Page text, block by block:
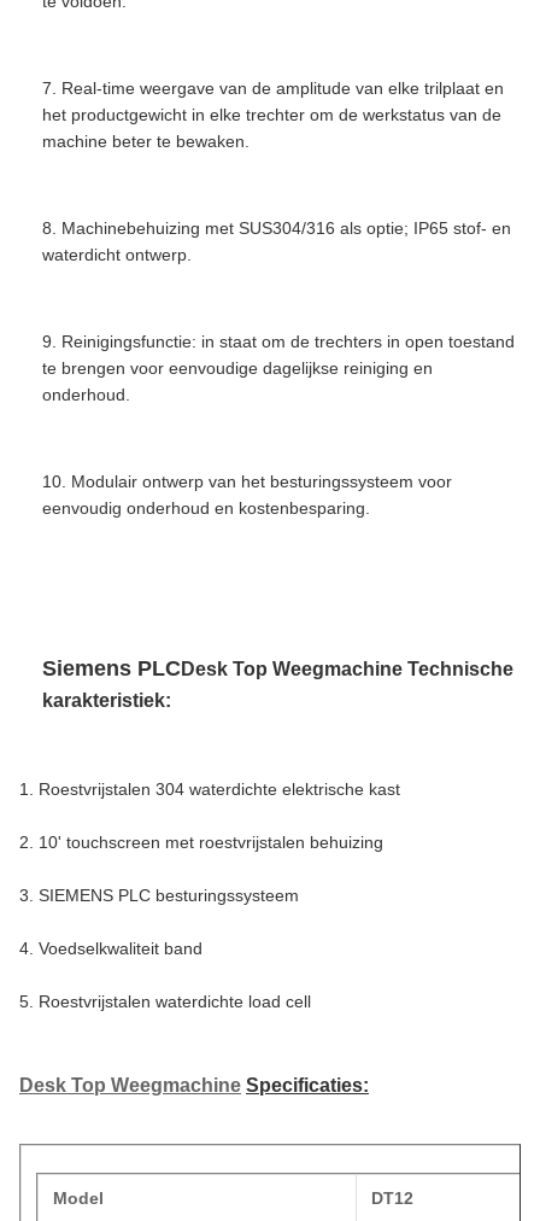
7. Real-time weergave van de amplitude van elke trilplaat en
het productgewicht in elke trechter om de werkstatus van de
machine beter te bewaken.
8. Machinebehuizing met SUS304/316 als optie; IP65 stof- en
waterdicht ontwerp.
9. Reinigingsfunctie: in staat om de trechters in open toestand
te brengen voor eenvoudige dagelijkse reiniging en
onderhoud.
10. Modulair ontwerp van het besturingssysteem voor
eenvoudig onderhoud en kostenbesparing.
Siemens PLCDesk Top Weegmachine Technische
karakteristiek:
1. Roestvrijstalen 304 waterdichte elektrische kast
2. 10' touchscreen met roestvrijstalen behuizing
3. SIEMENS PLC besturingssysteem
4. Voedselkwaliteit band
5. Roestvrijstalen waterdichte load cell
Desk Top Weegmachine Specificaties:
Model DT12